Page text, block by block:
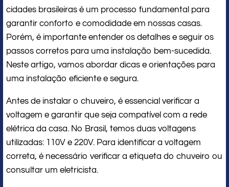
cidades brasileiras é um processo fundamental para
garantir conforto e comodidade em nossas casas.
Porém, é importante entender os detalhes e seguir os
passos corretos para uma instalação bem-sucedida.
Neste artigo, vamos abordar dicas e orientações para
uma instalação eficiente e segura.
Antes de instalar o chuveiro, é essencial verificar a
voltagem e garantir que seja compatível com a rede
elétrica da casa. No Brasil, temos duas voltagens
utilizadas: 110V e 220V. Para identificar a voltagem
correta, é necessário verificar a etiqueta do chuveiro ou
consultar um eletricista.